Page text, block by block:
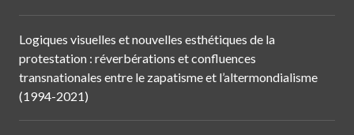
Logiques visuelles et nouvelles esthétiques de la
protestation : réverbérations et confluences
transnationales entre le zapatisme et l’altermondialisme
(1994-2021)